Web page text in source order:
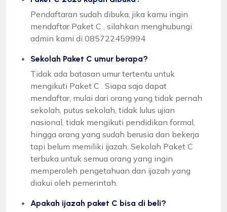
Pendaftaran sudah dibuka, jika kamu ingin
mendaftar Paket C , silahkan menghubungi
admin kami di 085722459994
Sekolah Paket C umur berapa?
Tidak ada batasan umur tertentu untuk
mengikuti Paket C . Siapa saja dapat
mendaftar, mulai dari orang yang tidak pernah
sekolah, putus sekolah, tidak lulus ujian
nasional, tidak mengikuti pendidikan formal,
hingga orang yang sudah berusia dan bekerja
tapi belum memiliki ijazah. Sekolah Paket C
terbuka untuk semua orang yang ingin
memperoleh pengetahuan dan ijazah yang
diakui oleh pemerintah.
Apakah ijazah paket C bisa di beli?